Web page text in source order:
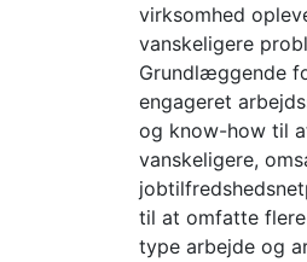
virksomhed
vanskeligere
Grundlæggende
engageret
og know-how til
vanskeligere,
til at omfatte
type arbejde og